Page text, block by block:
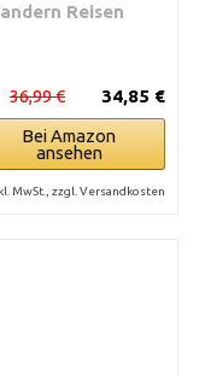
Reisen
34,85 €
36,99 €
Bei Amazon
ansehen
MwSt., zzgl. Versandkosten